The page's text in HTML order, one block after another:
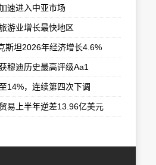
速进入中亚市场
游业增长最快地区
斯坦2026年经济增长4.6%
穆迪历史最高评级Aa1
14%，连续第四次下调
易上半年逆差13.96亿美元